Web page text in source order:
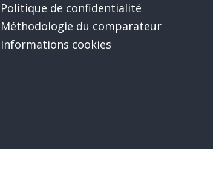
Politique de confidentialité
Méthodologie du comparateur
Informations cookies